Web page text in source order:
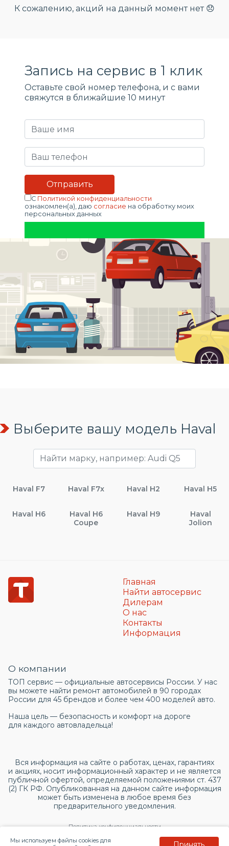
К сожалению, акций на данный момент нет 😞
Запись на сервис в 1 клик
Оставьте свой номер телефона, и c вами
свяжутся в ближайшие 10 минут
С Политикой конфиденциальности
ознакомлен(а), даю согласие на обработку моих
персональных данных
Выберите вашу модель Haval
Haval F7 Haval F7x Haval H2 Haval H5
Haval H6
Haval H6
Coupe
Haval H9
Haval
Jolion
Главная
Найти автосервис
Дилерам
О нас
Контакты
Информация
О компании
ТОП сервис — официальные автосервисы России. У нас
вы можете найти ремонт автомобилей в 90 городах
России для 45 брендов и более чем 400 моделей авто.
Наша цель — безопасность и комфорт на дороге
для каждого автовладельца!
Вся информация на сайте о работах, ценах, гарантиях
и акциях, носит информационный характер и не является
публичной офертой, определяемой положениями ст. 437
(2) ГК РФ. Опубликованная на данном сайте информация
может быть изменена в любое время без
предварительного уведомления.
Политика конфиденциальности
Мы используем файлы cookies для